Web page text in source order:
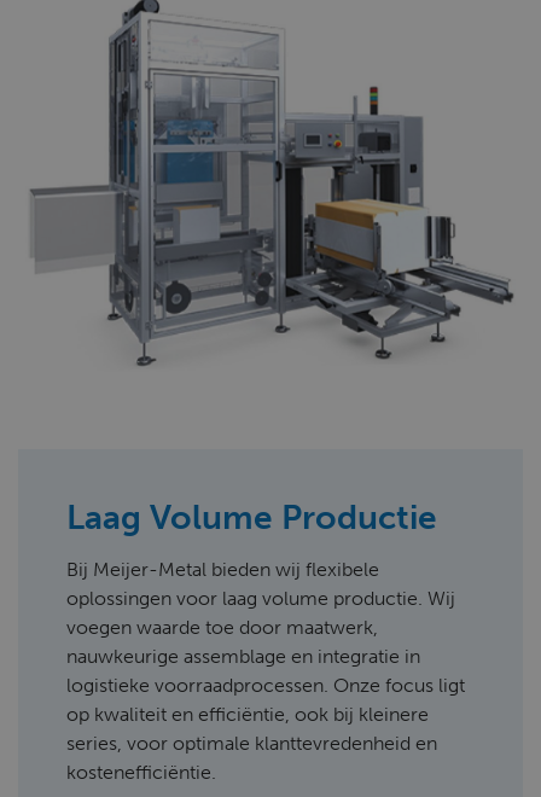
Laag Volume Productie
Bij Meijer-Metal bieden wij flexibele
oplossingen voor laag volume productie. Wij
voegen waarde toe door maatwerk,
nauwkeurige assemblage en integratie in
logistieke voorraadprocessen. Onze focus ligt
op kwaliteit en efficiëntie, ook bij kleinere
series, voor optimale klanttevredenheid en
kostenefficiëntie.